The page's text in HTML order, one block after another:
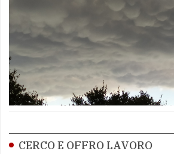
CERCO E OFFRO LAVORO